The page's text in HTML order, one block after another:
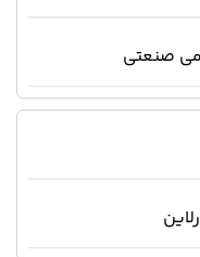
صنعتی